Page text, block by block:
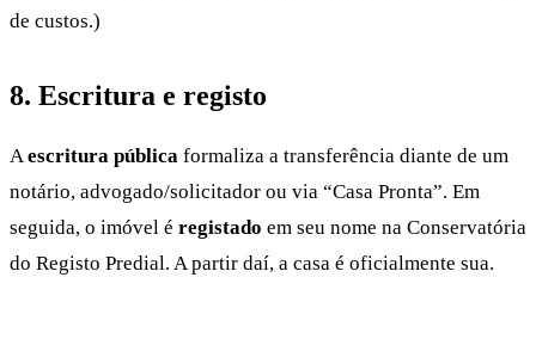
de custos.)
8. Escritura e registo
Aescritura pública formaliza a transferência diante de um
notário, advogado/solicitador ou via “Casa Pronta”. Em
seguida, o imóvel é registado em seu nome na Conservatória
do Registo Predial. A partir daí, a casa é oficialmente sua.